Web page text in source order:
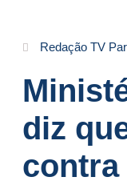
Redação TV
diz
contra